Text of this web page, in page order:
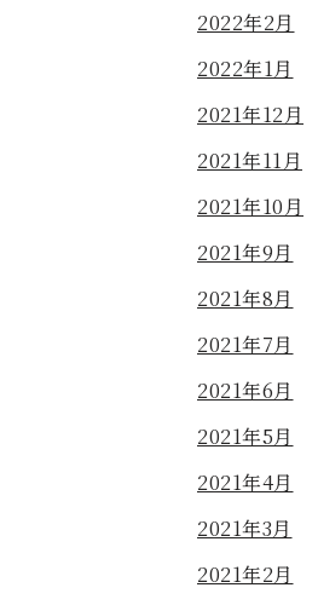
2022年2月
2022年1月
2021年12月
2021年11月
2021年10月
2021年9月
2021年8月
2021年7月
2021年6月
2021年5月
2021年4月
2021年3月
2021年2月